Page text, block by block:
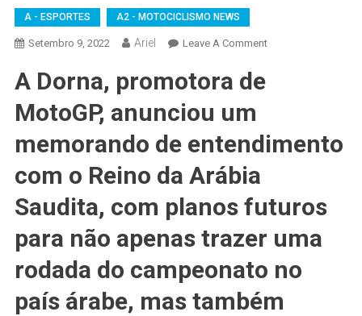
A - ESPORTES A2 - MOTOCICLISMO NEWS
Setembro 9, 2022 Ariel Leave A CommentOn
Anunciada
Interesse
Na
Saudita
A Dorna, promotora de
MotoGP, anunciou um
memorando de entendimento
com o Reino da Arábia
Saudita, com planos futuros
para não apenas trazer uma
rodada do campeonato no
país árabe, mas também